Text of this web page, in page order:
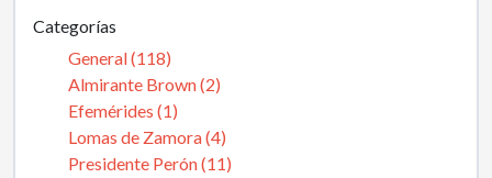
Categorías
General (118)
Almirante Brown (2)
Efemérides (1)
Lomas de Zamora (4)
Presidente Perón (11)